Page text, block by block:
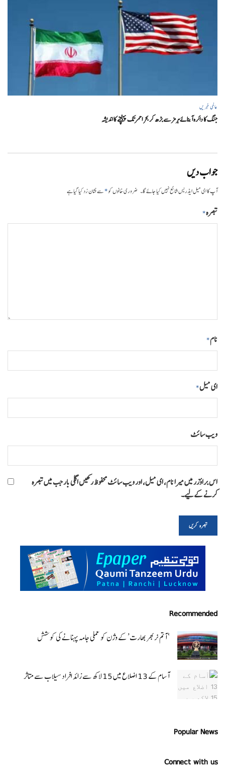
عالمی خبریں
جنگ کا دائرہ آبنائے ہرمز سے بڑھ کر بحر احمر تک پہنچنے کا اندیشہ
جواب دیں
آپ کا ای میل ایڈریس شائع نہیں کیا جائے گا۔ ضروری خانوں کو*سے نشان زد کیا گیا ہے
تبصرہ*
نام*
ای میل*
ویب‌ سائٹ
اس براؤزر میں میرا نام، ای میل، اور ویب سائٹ محفوظ رکھیں اگلی بار جب میں تبصرہ
کرنے کےلیے۔
Recommended
‘ آتم نربھر بھارت’ کے وژن کو عملی جامہ پہنانے کی کوشش
آسام کے 13 اضلاع میں 15 لاکھ سے زائد افراد سیلاب سے متاثر
Popular News
Connect with us